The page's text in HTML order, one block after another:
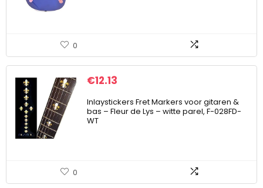
0
€12.13
Inlaystickers Fret Markers voor gitaren &
bas – Fleur de Lys – witte parel, F-028FD-
WT
0